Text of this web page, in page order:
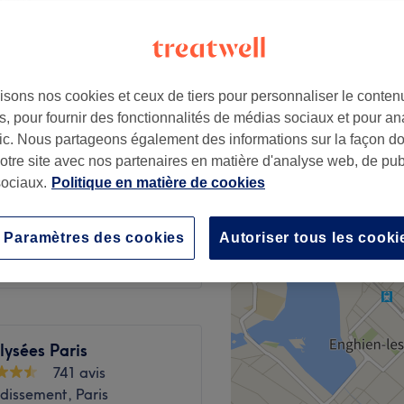
à partir de15 €
à partir de 38,50 €
12 €
15 €
Paris
741 avis
Paris
nos cookies et ceux de tiers pour personnaliser le
pour fournir des fonctionnalités de médias sociaux et pour
Nous partageons également des informations sur la façon
site avec nos partenaires en matière d'analyse web, de
Politique en matière de cookies
Autoriser tous les
Paramètres des cookies